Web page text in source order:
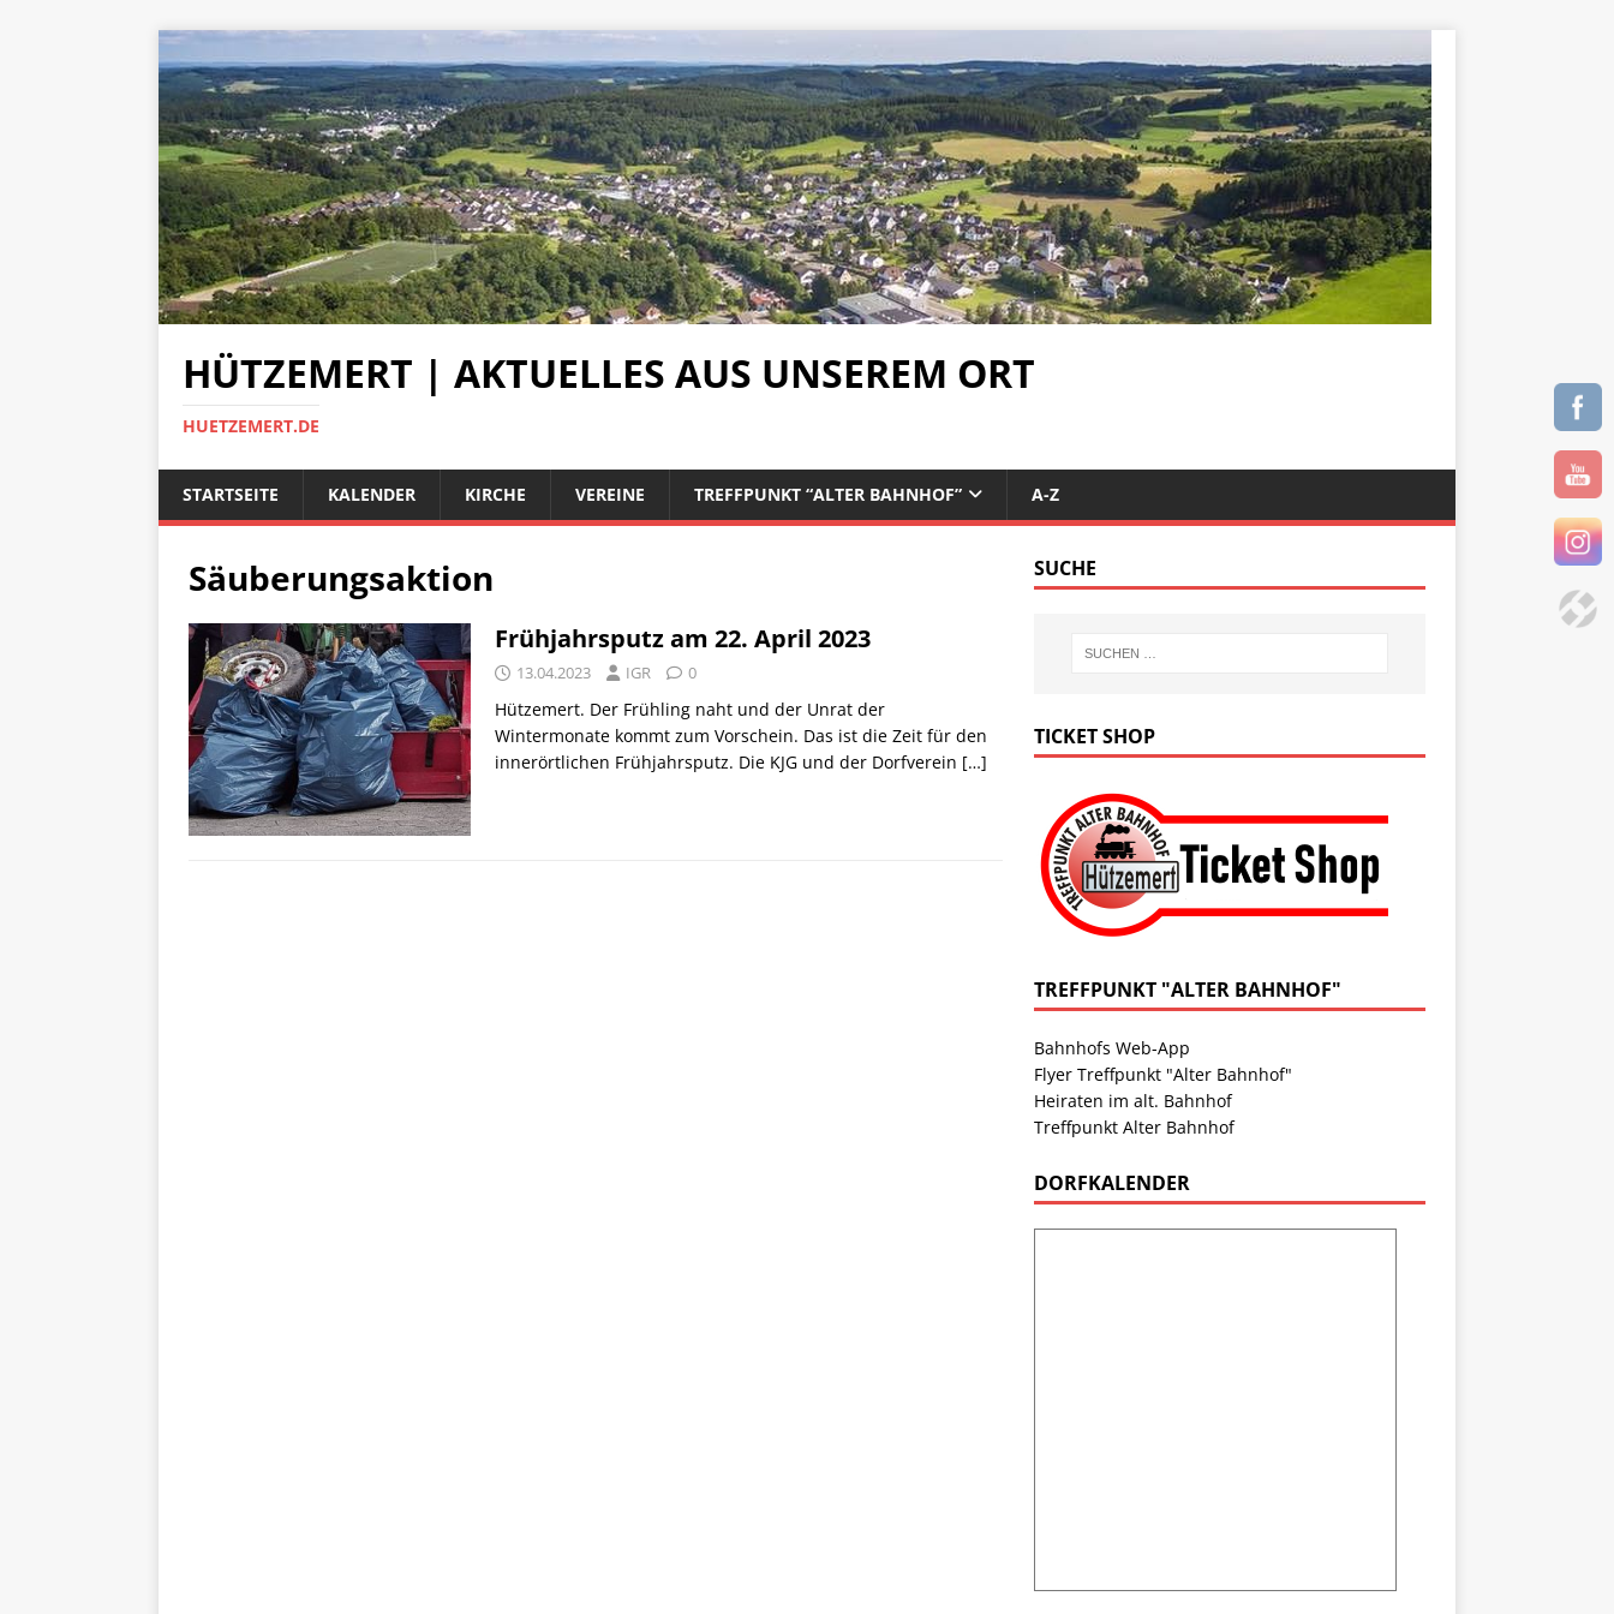
HÜTZEMERT | AKTUELLES AUS UNSEREM ORT
HUETZEMERT.DE
STARTSEITE KALENDER KIRCHE VEREINE TREFFPUNKT “ALTER BAHNHOF” A-Z
Säuberungsaktion
Frühjahrsputz am 22. April 2023
13.04.2023 IGR 0
Hützemert. Der Frühling naht und der Unrat der
Wintermonate kommt zum Vorschein. Das ist die Zeit für den
innerörtlichen Frühjahrsputz. Die KJG und der Dorfverein […]
SUCHE
TICKET SHOP
TREFFPUNKT "ALTER BAHNHOF"
Bahnhofs Web-App
Flyer Treffpunkt "Alter Bahnhof"
Heiraten im alt. Bahnhof
Treffpunkt Alter Bahnhof
DORFKALENDER